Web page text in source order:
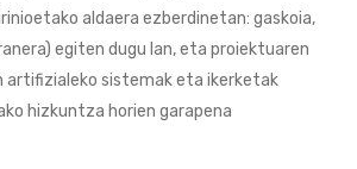
aldaera ezberdinetan: gaskoia,
egiten dugu lan, eta proiektuaren
artifizialeko sistemak eta ikerketak
hizkuntza horien garapena